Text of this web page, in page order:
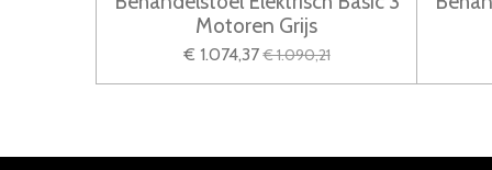
Motoren Grijs
€ 1.074,37 € 1.090,21